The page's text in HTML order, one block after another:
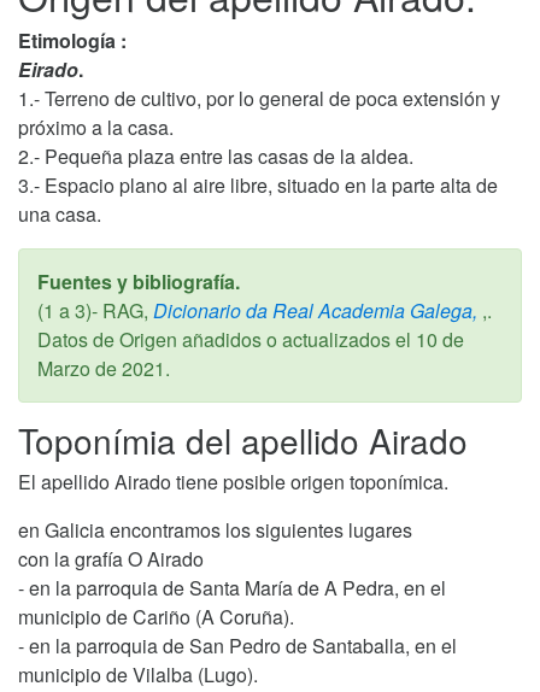
Etimología :
Eirado.
1.- Terreno de cultivo, por lo general de poca extensión y
próximo a la casa.
2.- Pequeña plaza entre las casas de la aldea.
3.- Espacio plano al aire libre, situado en la parte alta de
una casa.
Fuentes y bibliografía.
(1 a 3)- RAG, Dicionario da Real Academia Galega, ,.
Datos de Origen añadidos o actualizados el 10 de
Marzo de 2021.
Toponímia del apellido Airado
El apellido Airado tiene posible origen toponímica.
en Galicia encontramos los siguientes lugares
con la grafía O Airado
- en la parroquia de Santa María de A Pedra, en el
municipio de Cariño (A Coruña).
- en la parroquia de San Pedro de Santaballa, en el
municipio de Vilalba (Lugo).